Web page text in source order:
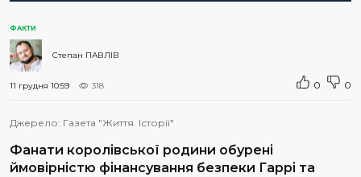
ФАКТИ
Степан ПАВЛІВ
11 грудня 10:59 318 0 0
Джерело: Газета "Життя. Історії"
Фанати королівської родини обурені
ймовірністю фінансування безпеки Гаррі та